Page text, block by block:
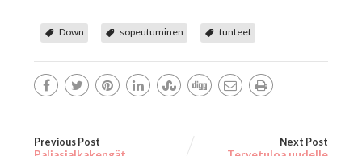
Down sopeutuminen tunteet
Previous Post Next Post